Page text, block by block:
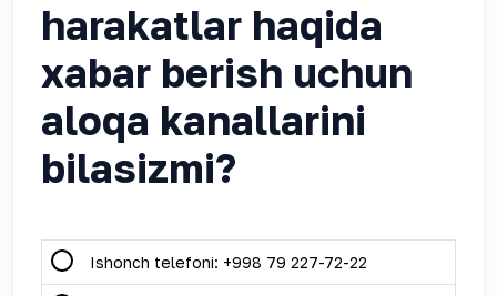
harakatlar haqida
xabar berish uchun
aloqa kanallarini
bilasizmi?
Ishonch telefoni: +998 79 227-72-22